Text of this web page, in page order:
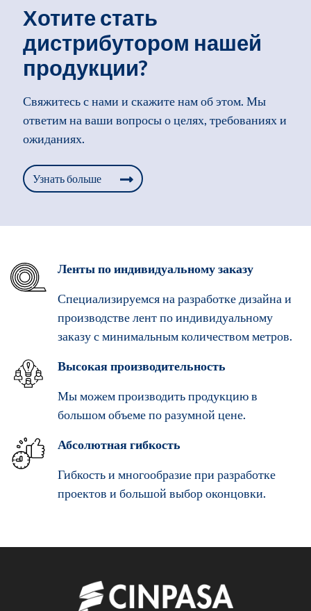
Хотите стать
дистрибутором нашей
продукции?
Свяжитесь с нами и скажите нам об этом. Мы
ответим на ваши вопросы о целях, требованиях и
ожиданиях.
Узнать больше
Ленты по индивидуальному заказу
Специализируемся на разработке дизайна и
производстве лент по индивидуальному
заказу с минимальным количеством метров.
Высокая производительность
Мы можем производить продукцию в
большом объеме по разумной цене.
Абсолютная гибкость
Гибкость и многообразие при разработке
проектов и большой выбор оконцовки.